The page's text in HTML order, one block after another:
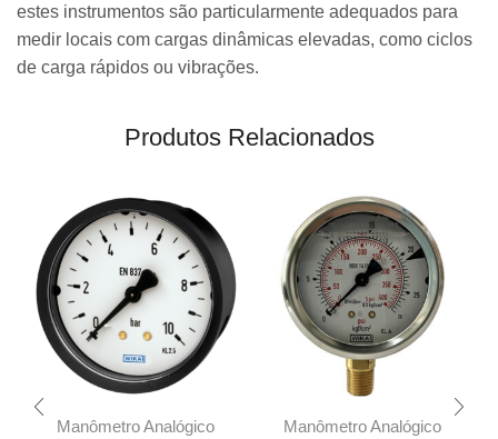
estes instrumentos são particularmente adequados para
medir locais com cargas dinâmicas elevadas, como ciclos
de carga rápidos ou vibrações.
Produtos Relacionados
Manômetro Analógico Manômetro Analógico